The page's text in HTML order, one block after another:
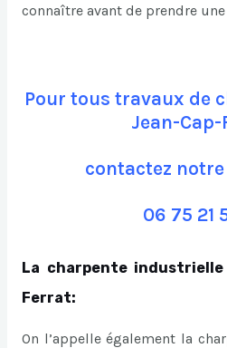
connaître avant de prendre
Pour tous travaux de
Jean-
contactez
06 75 21
La charpente
Ferrat:
On l’appelle également la